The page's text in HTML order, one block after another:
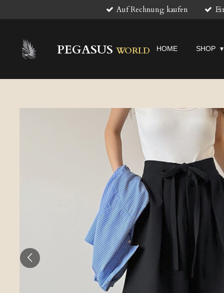
Hauptinhalt
Auf Rechnung kaufen
PEGASUS WORLD HOME SHOP